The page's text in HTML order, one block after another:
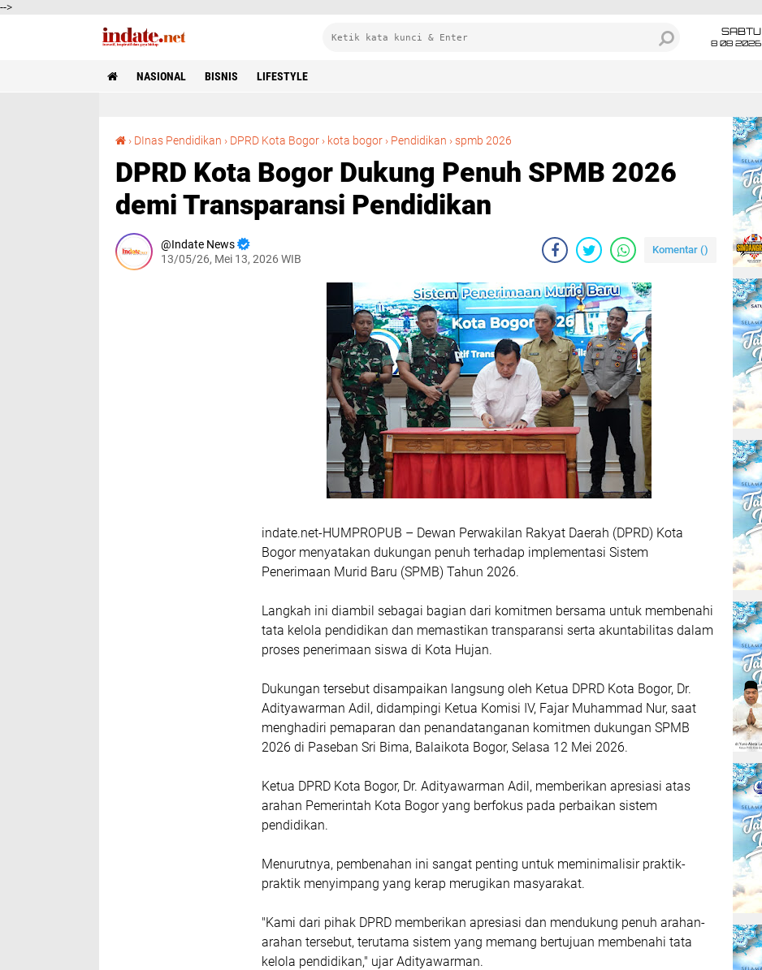
-->
SABTU
8 08 2026
NASIONAL BISNIS LIFESTYLE
› DInas Pendidikan › DPRD Kota Bogor › kota bogor › Pendidikan ›spmb 2026
DPRD Kota Bogor Dukung Penuh SPMB 2026
demi Transparansi Pendidikan
Indate News
13/05/26, Mei 13, 2026 WIB
Komentar ()
indate.net-​HUMPROPUB – Dewan Perwakilan Rakyat Daerah (DPRD) Kota
Bogor menyatakan dukungan penuh terhadap implementasi Sistem
Penerimaan Murid Baru (SPMB) Tahun 2026.
Langkah ini diambil sebagai bagian dari komitmen bersama untuk membenahi
tata kelola pendidikan dan memastikan transparansi serta akuntabilitas dalam
proses penerimaan siswa di Kota Hujan.
​Dukungan tersebut disampaikan langsung oleh Ketua DPRD Kota Bogor, Dr.
Adityawarman Adil, didampingi Ketua Komisi IV, Fajar Muhammad Nur, saat
menghadiri pemaparan dan penandatanganan komitmen dukungan SPMB
2026 di Paseban Sri Bima, Balaikota Bogor, Selasa 12 Mei 2026.
​Ketua DPRD Kota Bogor, Dr. Adityawarman Adil, memberikan apresiasi atas
arahan Pemerintah Kota Bogor yang berfokus pada perbaikan sistem
pendidikan.
Menurutnya, pembenahan ini sangat penting untuk meminimalisir praktik-
praktik menyimpang yang kerap merugikan masyarakat.
​"Kami dari pihak DPRD memberikan apresiasi dan mendukung penuh arahan-
arahan tersebut, terutama sistem yang memang bertujuan membenahi tata
kelola pendidikan," ujar Adityawarman.